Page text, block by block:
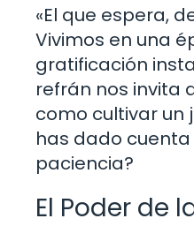
«El que espera,
Vivimos en una
gratificación
refrán nos invita
como cultivar un
has dado
paciencia?
El Poder de